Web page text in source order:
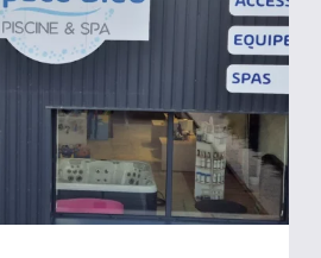
Espace
Bleu
Piscine
et
Spa